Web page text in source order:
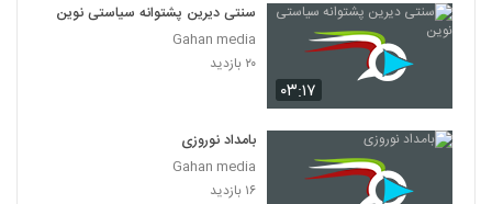
۰۳:۱۷
سنتی دیرین پشتوانه سیاستی نوین
Gahan media
۲۰ بازدید
بامداد نوروزی
Gahan media
۱۶ بازدید